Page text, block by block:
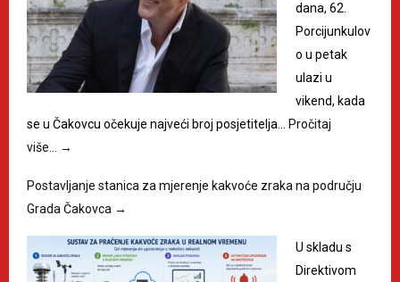
dana, 62.
Porcijunkulov
o u petak
ulazi u
vikend, kada
se u Čakovcu očekuje najveći broj posjetitelja…
Pročitaj
više…
→
Postavljanje stanica za mjerenje kakvoće zraka na području
Grada Čakovca →
U skladu s
Direktivom